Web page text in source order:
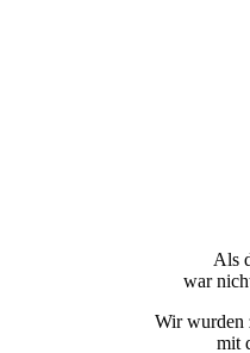
Als
war
Wir wurden
mit